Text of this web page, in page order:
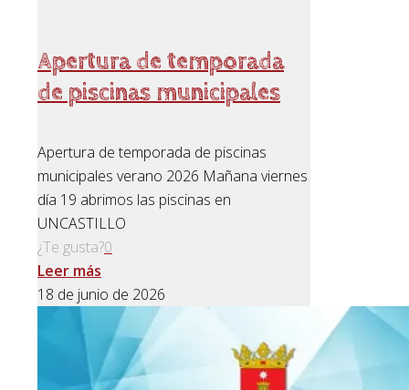
Apertura de temporada
de piscinas municipales
Apertura de temporada de piscinas
municipales verano 2026 Mañana viernes
día 19 abrimos las piscinas en
UNCASTILLO
¿Te gusta?0
Leer más
18 de junio de 2026